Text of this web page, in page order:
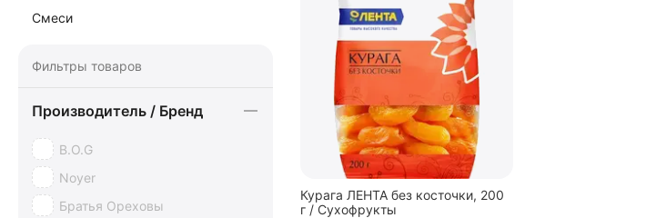
Курага ЛЕНТА без косточки, 200
г / Сухофрукты
Смеси
Фильтры товаров
Производитель / Бренд
B.O.G
Noyer
Братья Ореховы